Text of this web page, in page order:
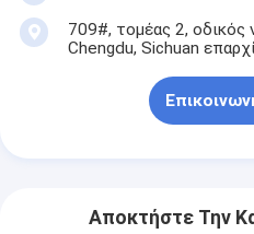
709#, τομέας 2,
Chengdu, Sichuan
Αποκτήστε Την